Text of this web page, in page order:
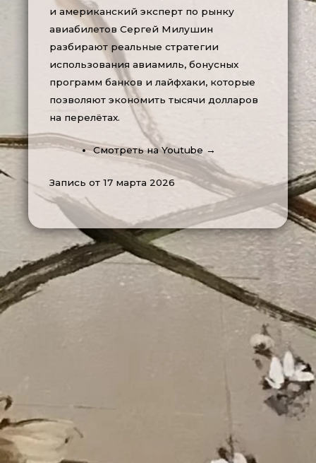
и американский эксперт по рынку
авиабилетов Сергей Милушин
разбирают реальные стратегии
использования авиамиль, бонусных
программ банков и лайфхаки, которые
позволяют экономить тысячи долларов
на перелётах.
Смотреть на Youtube →
Запись от 17 марта 2026